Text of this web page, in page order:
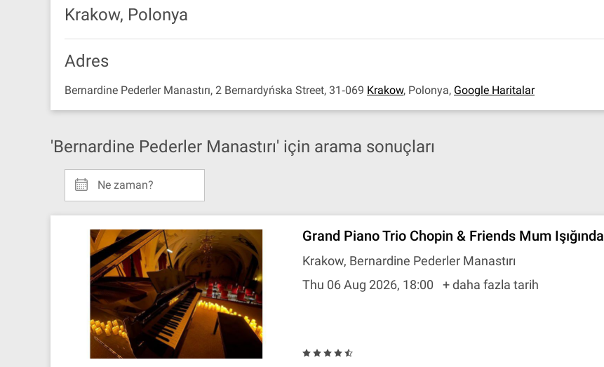
Krakow, Polonya
Adres
Bernardine Pederler Manastırı, 2 Bernardyńska Street, 31‐069 Krakow, Polonya, Google Haritalar
'Bernardine Pederler Manastırı' için arama sonuçları
Ne zaman?
Grand Piano Trio Chopin & Friends Mum Işığında
Krakow, Bernardine Pederler Manastırı
Thu 06 Aug 2026, 18:00
+ daha fazla tarih